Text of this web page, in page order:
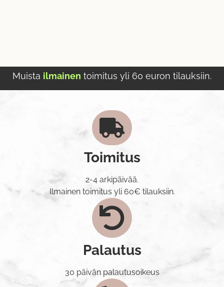
Muista ilmainen toimitus yli 60 euron tilauksiin.
Toimitus
2-4 arkipäivää.
Ilmainen toimitus yli 60€ tilauksiin.
Palautus
30 päivän palautusoikeus